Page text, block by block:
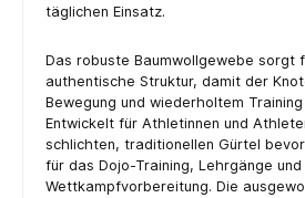
täglichen Einsatz.
Das robuste Baumwollgewebe sorgt
authentische Struktur, damit der
Bewegung und wiederholtem
Entwickelt für Athletinnen und
schlichten, traditionellen Gürtel
für das Dojo-Training, Lehrgänge und
Wettkampfvorbereitung. Die